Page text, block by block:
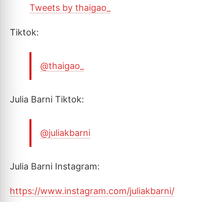
Tweets by thaigao_
Tiktok:
@thaigao_
Julia Barni Tiktok:
@juliakbarni
Julia Barni Instagram:
https://www.instagram.com/juliakbarni/